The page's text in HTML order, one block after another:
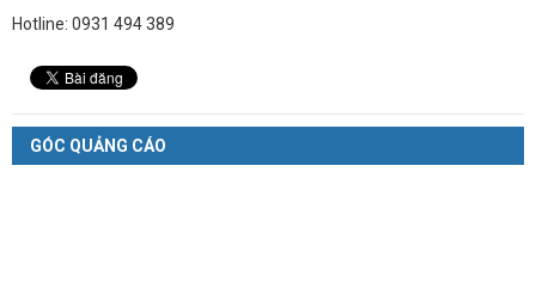
Hotline: 0931 494 389
GÓC QUẢNG CÁO